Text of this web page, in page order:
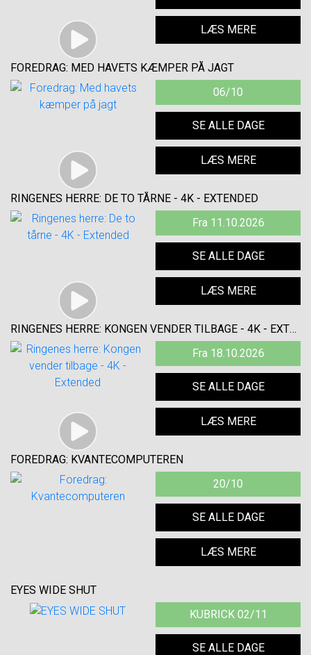
LÆS MERE
FOREDRAG: MED HAVETS KÆMPER PÅ JAGT
06/10
SE ALLE DAGE
LÆS MERE
RINGENES HERRE: DE TO TÅRNE - 4K - EXTENDED
Fra 11.10.2026
SE ALLE DAGE
LÆS MERE
RINGENES HERRE: KONGEN VENDER TILBAGE - 4K - EXTENDED
Fra 18.10.2026
SE ALLE DAGE
LÆS MERE
FOREDRAG: KVANTECOMPUTEREN
20/10
SE ALLE DAGE
LÆS MERE
EYES WIDE SHUT
KUBRICK 02/11
SE ALLE DAGE